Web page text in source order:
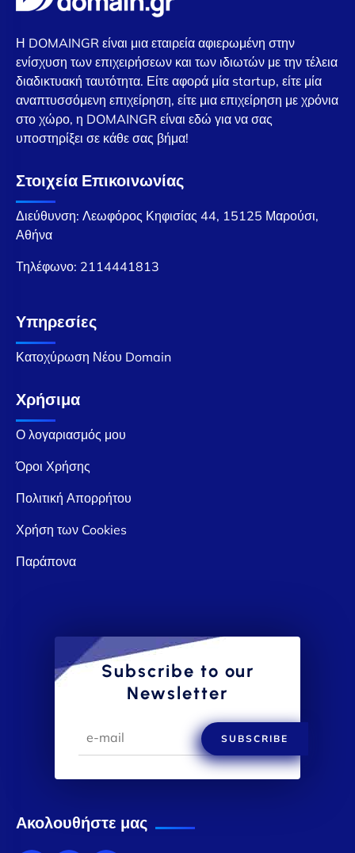
Η DOMAINGR είναι μια εταιρεία αφιερωμένη στην
ενίσχυση των επιχειρήσεων και των ιδιωτών με την τέλεια
διαδικτυακή ταυτότητα. Είτε αφορά μία startup, είτε μία
αναπτυσσόμενη επιχείρηση, είτε μια επιχείρηση με χρόνια
στο χώρο, η DOMAINGR είναι εδώ για να σας
υποστηρίξει σε κάθε σας βήμα!
Στοιχεία Επικοινωνίας
Διεύθυνση: Λεωφόρος Κηφισίας 44, 15125 Μαρούσι,
Αθήνα
Τηλέφωνο: 2114441813
Υπηρεσίες
Κατοχύρωση Νέου Domain
Χρήσιμα
Ο λογαριασμός μου
Όροι Χρήσης
Πολιτική Απορρήτου
Χρήση των Cookies
Παράπονα
Subscribe to our
Newsletter
SUBSCRIBE
Ακολουθήστε μας